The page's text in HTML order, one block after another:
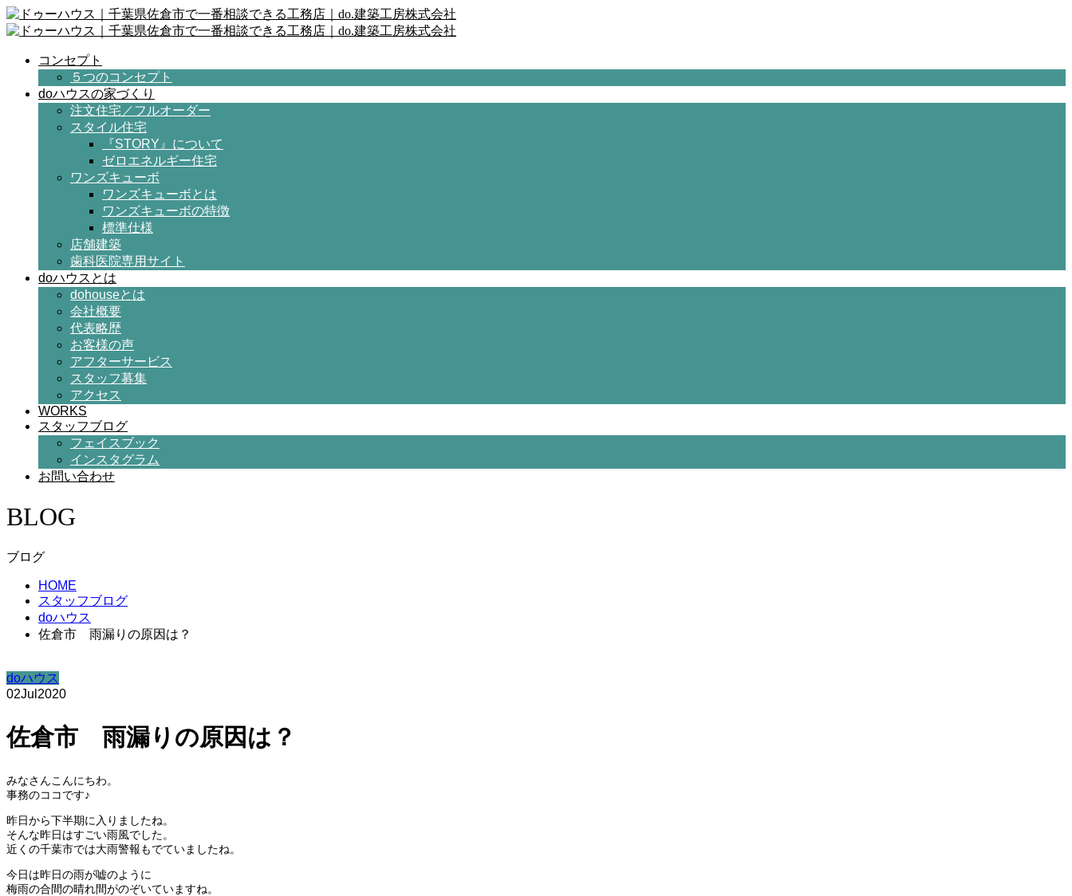
コンセプト
５つのコンセプト
doハウスの家づくり
注文住宅／フルオーダー
スタイル住宅
『STORY』について
ゼロエネルギー住宅
ワンズキューボ
ワンズキューボとは
ワンズキューボの特徴
標準仕様
店舗建築
歯科医院専用サイト
doハウスとは
dohouseとは
会社概要
代表略歴
お客様の声
アフターサービス
スタッフ募集
アクセス
WORKS
スタッフブログ
フェイスブック
インスタグラム
お問い合わせ
BLOG
ブログ
HOME
スタッフブログ
doハウス
佐倉市 雨漏りの原因は？
doハウス
02Jul 2020
佐倉市 雨漏りの原因は？
みなさんこんにちわ。
事務のココです♪
昨日から下半期に入りましたね。
そんな昨日はすごい雨風でした。
近くの千葉市では大雨警報もでていましたね。
今日は昨日の雨が嘘のように
梅雨の合間の晴れ間がのぞいていますね。